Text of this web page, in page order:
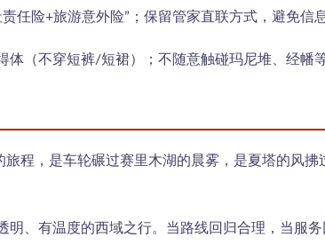
任险+旅游意外险”；保留管家直联方式，避免信
（不穿短裤/短裙）；不随意触碰玛尼堆、经幡
程，是车轮碾过赛里木湖的晨雾，是夏塔的风
、有温度的西域之行。当路线回归合理，当服